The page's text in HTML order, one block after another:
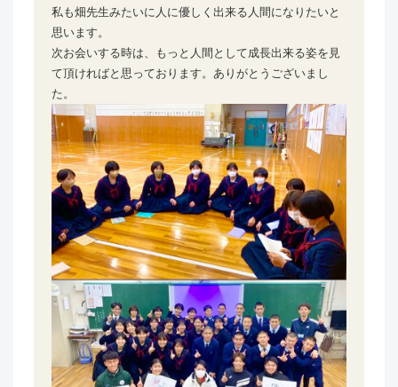
私も畑先生みたいに人に優しく出来る人間になりたいと
思います。
次お会いする時は、もっと人間として成長出来る姿を見
て頂ければと思っております。ありがとうございまし
た。